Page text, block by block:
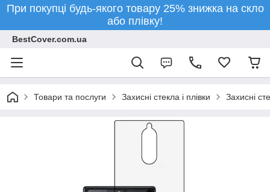
При покупці будь-якого товару 25% знижка на скло
або плівку!
BestCover.com.ua
Товари та послуги Захисні стекла і плівки Захисні